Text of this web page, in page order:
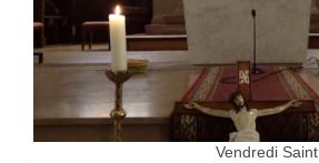
Vendredi Saint